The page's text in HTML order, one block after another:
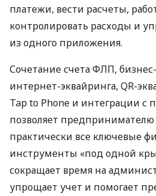
платежи, вести расчеты,
контролировать расходы и
из одного приложения.
Сочетание счета ФЛП,
интернет-эквайринга, QR-
Tap to Phone и интеграции
позволяет
практически все ключевые
инструменты «под одной
сокращает время на
упрощает учет и помогает